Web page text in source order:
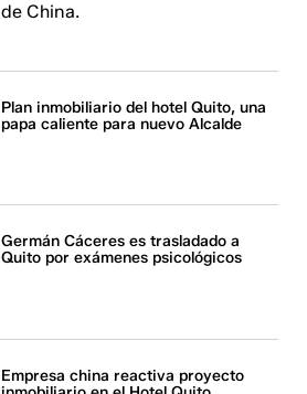
de China.
Plan inmobiliario del hotel Quito, una
papa caliente para nuevo Alcalde
Germán Cáceres es trasladado a
Quito por exámenes psicológicos
Empresa china reactiva proyecto